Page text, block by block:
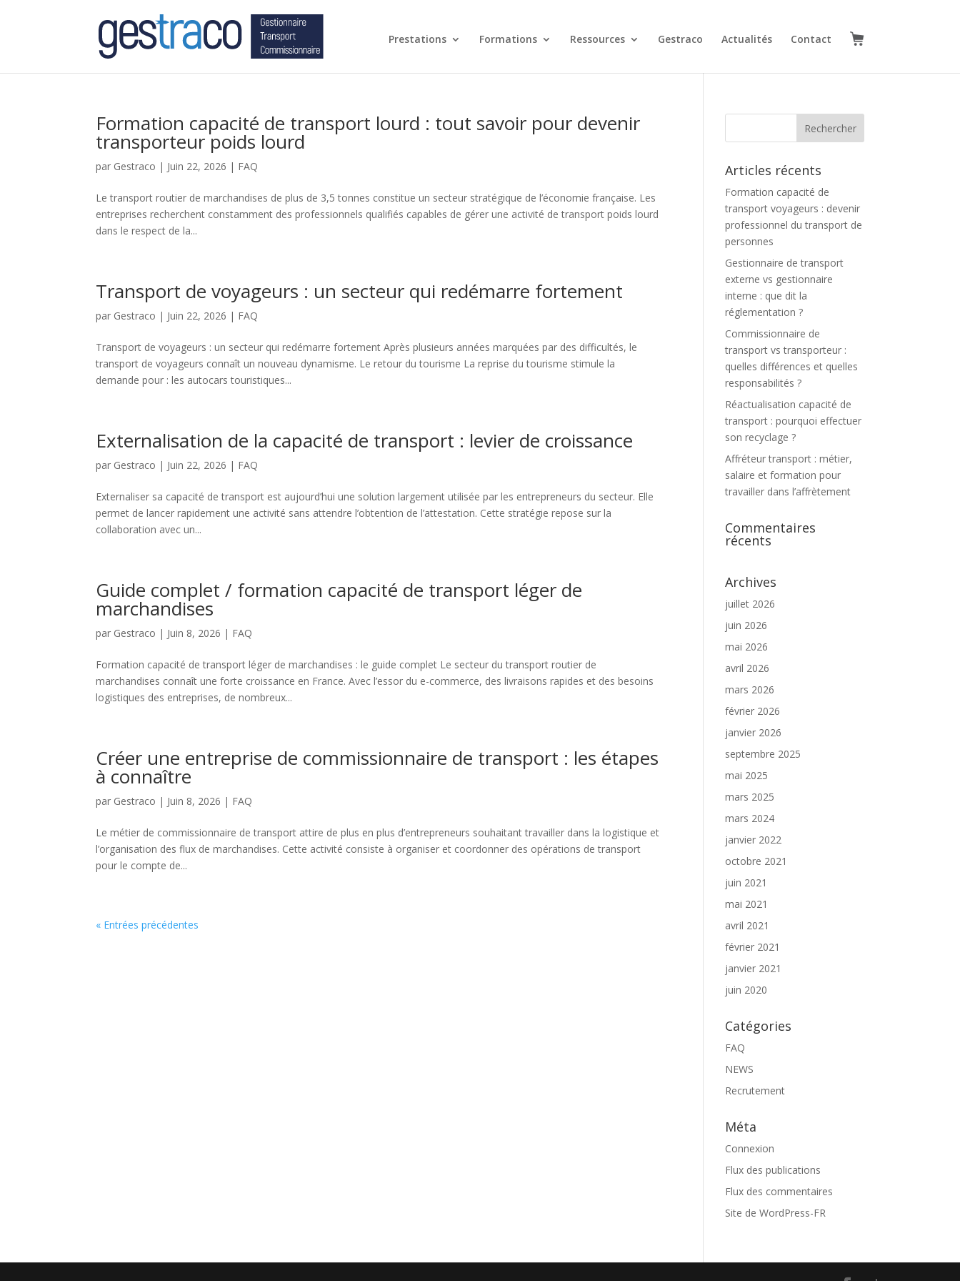
Prestations Formations Ressources Gestraco Actualités Contact
Formation capacité de transport lourd : tout savoir pour devenir
transporteur poids lourd
par Gestraco | Juin 22, 2026 | FAQ
Le transport routier de marchandises de plus de 3,5 tonnes constitue un secteur stratégique de l’économie française. Les
entreprises recherchent constamment des professionnels qualifiés capables de gérer une activité de transport poids lourd
dans le respect de la...
Transport de voyageurs : un secteur qui redémarre fortement
par Gestraco | Juin 22, 2026 | FAQ
Transport de voyageurs : un secteur qui redémarre fortement Après plusieurs années marquées par des difficultés, le
transport de voyageurs connaît un nouveau dynamisme. Le retour du tourisme La reprise du tourisme stimule la
demande pour : les autocars touristiques...
Externalisation de la capacité de transport : levier de croissance
par Gestraco | Juin 22, 2026 | FAQ
Externaliser sa capacité de transport est aujourd’hui une solution largement utilisée par les entrepreneurs du secteur. Elle
permet de lancer rapidement une activité sans attendre l’obtention de l’attestation. Cette stratégie repose sur la
collaboration avec un...
Guide complet / formation capacité de transport léger de
marchandises
par Gestraco | Juin 8, 2026 | FAQ
Formation capacité de transport léger de marchandises : le guide complet Le secteur du transport routier de
marchandises connaît une forte croissance en France. Avec l’essor du e-commerce, des livraisons rapides et des besoins
logistiques des entreprises, de nombreux...
Créer une entreprise de commissionnaire de transport : les étapes
à connaître
par Gestraco | Juin 8, 2026 | FAQ
Le métier de commissionnaire de transport attire de plus en plus d’entrepreneurs souhaitant travailler dans la logistique et
l’organisation des flux de marchandises. Cette activité consiste à organiser et coordonner des opérations de transport
pour le compte de...
« Entrées précédentes
Articles récents
Formation capacité de
transport voyageurs : devenir
professionnel du transport de
personnes
Gestionnaire de transport
externe vs gestionnaire
interne : que dit la
réglementation ?
Commissionnaire de
transport vs transporteur :
quelles différences et quelles
responsabilités ?
Réactualisation capacité de
transport : pourquoi effectuer
son recyclage ?
Affréteur transport : métier,
salaire et formation pour
travailler dans l’affrètement
Commentaires
récents
Archives
juillet 2026
juin 2026
mai 2026
avril 2026
mars 2026
février 2026
janvier 2026
septembre 2025
mai 2025
mars 2025
mars 2024
janvier 2022
octobre 2021
juin 2021
mai 2021
avril 2021
février 2021
janvier 2021
juin 2020
Catégories
FAQ
NEWS
Recrutement
Méta
Connexion
Flux des publications
Flux des commentaires
Site de WordPress-FR